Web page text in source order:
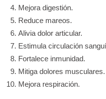
Mejora digestión.
Reduce mareos.
Alivia dolor articular.
Estimula circulación
Fortalece inmunidad.
Mitiga dolores musculares.
Mejora respiración.